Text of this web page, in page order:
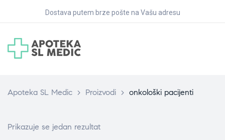
Dostava putem brze pošte na Vašu adresu
Apoteka SL Medic > Proizvodi > onkološki pacijenti
Prikazuje se jedan rezultat